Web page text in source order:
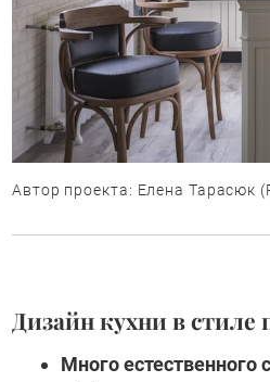
Автор проекта: Елена Тарасюк
Дизайн кухни в стиле
Много естественного